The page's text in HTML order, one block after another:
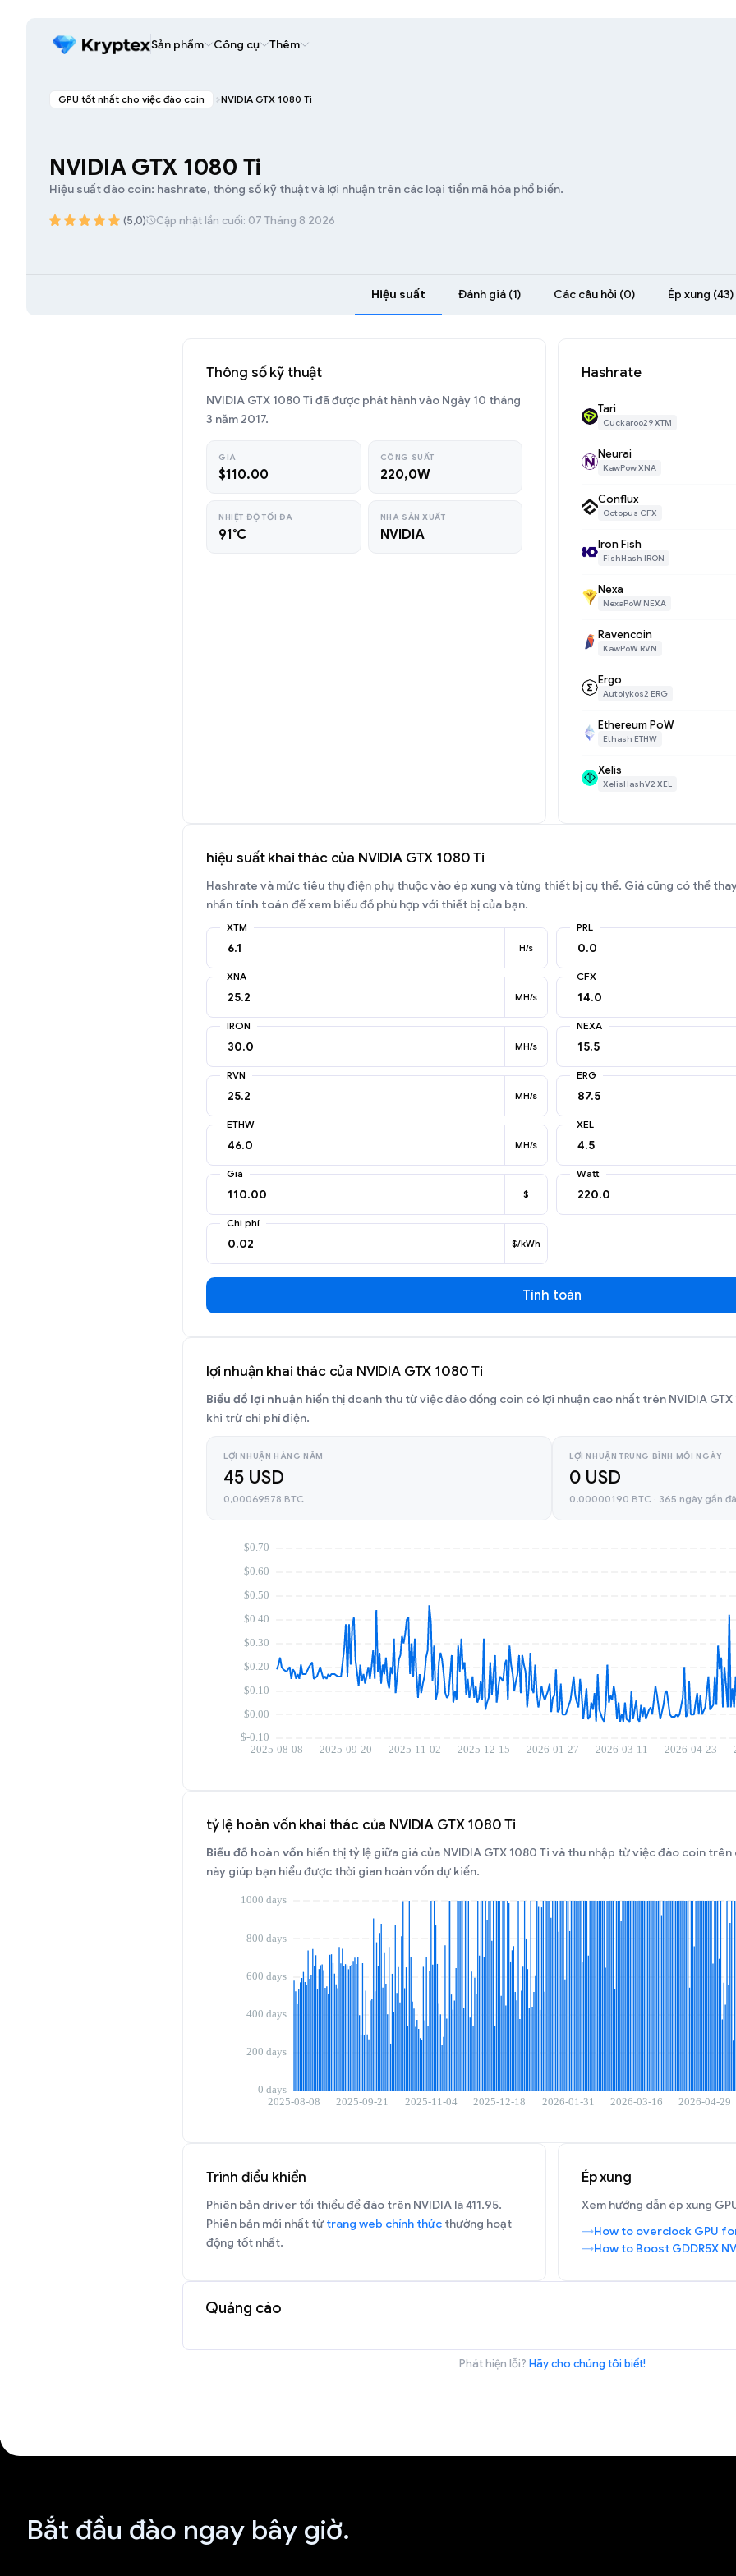
Sản phẩm Công cụ Thêm
GPU tốt nhất cho việc đào coin NVIDIA GTX 1080 Ti
NVIDIA GTX 1080 Ti
Hiệu suất đào coin: hashrate, thông số kỹ thuật và lợi nhuận trên các loại tiền mã hóa phổ biến.
(5,0) Cập nhật lần cuối: 07 Tháng 8 2026
Hiệu suất Đánh giá (1) Các câu hỏi (0) Ép xung (43)
Thông số kỹ thuật
NVIDIA GTX 1080 Ti đã được phát hành vào Ngày 10 tháng
3 năm 2017.
GIÁ
$110.00
CÔNG SUẤT
220,0W
NHIỆT ĐỘ TỐI ĐA
91°C
NHÀ SẢN XUẤT
NVIDIA
Hashrate
Tari
Cuckaroo29 XTM
Neurai
KawPow XNA
Conflux
Octopus CFX
Iron Fish
FishHash IRON
Nexa
NexaPoW NEXA
Ravencoin
KawPoW RVN
Ergo
Autolykos2 ERG
Ethereum PoW
Ethash ETHW
Xelis
XelisHashV2 XEL
hiệu suất khai thác của NVIDIA GTX 1080 Ti
Hashrate và mức tiêu thụ điện phụ thuộc vào ép xung và từng thiết bị cụ thể. Giá cũng có thể
nhấn tính toán để xem biểu đồ phù hợp với thiết bị của bạn.
XTM
H/s
PRL
XNA
MH/s
CFX
IRON
MH/s
NEXA
RVN
MH/s
ERG
ETHW
MH/s
XEL
Giá
$
Watt
Chi phí
$/kWh
Tính toán
lợi nhuận khai thác của NVIDIA GTX 1080 Ti
Biểu đồ lợi nhuận hiển thị doanh thu từ việc đào đồng coin có lợi nhuận cao nhất trên NVIDIA
khi trừ chi phí điện.
LỢI NHUẬN HÀNG NĂM
45 USD
0,00069578 BTC
LỢI NHUẬN TRUNG BÌNH MỖI NGÀY
0 USD
0,00000190 BTC · 365 ngày gần
tỷ lệ hoàn vốn khai thác của NVIDIA GTX 1080 Ti
Biểu đồ hoàn vốn hiển thị tỷ lệ giữa giá của NVIDIA GTX 1080 Ti và thu nhập từ việc đào coin
này giúp bạn hiểu được thời gian hoàn vốn dự kiến.
Trình điều khiển
Phiên bản driver tối thiểu để đào trên NVIDIA là 411.95.
Phiên bản mới nhất từ trang web chính thức thường hoạt
động tốt nhất.
Ép xung
Xem hướng dẫn ép xung
How to overclock GPU
How to Boost GDDR5X
Quảng cáo
Phát hiện lỗi? Hãy cho chúng tôi biết!
Bắt đầu đào ngay bây giờ.